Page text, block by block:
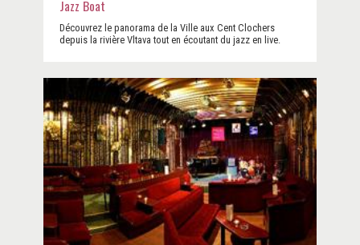
Jazz Boat
Découvrez le panorama de la Ville aux Cent Clochers
depuis la rivière Vltava tout en écoutant du jazz en live.